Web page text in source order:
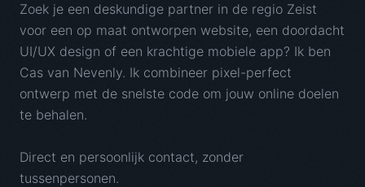
Zoek je een deskundige partner in de regio Zeist
voor een op maat ontworpen website, een doordacht
UI/UX design of een krachtige mobiele app? Ik ben
Cas van Nevenly. Ik combineer pixel-perfect
ontwerp met de snelste code om jouw online doelen
te behalen.
Direct en persoonlijk contact, zonder
tussenpersonen.